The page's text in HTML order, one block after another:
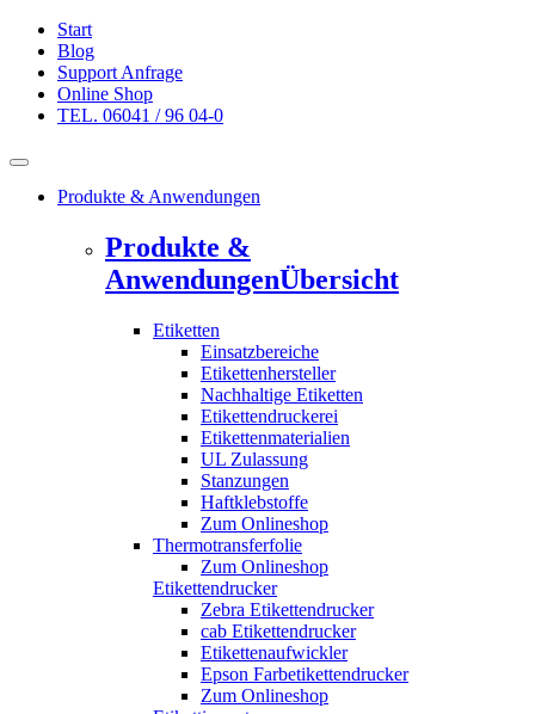
Start
Blog
Support Anfrage
Online Shop
TEL. 06041 / 96 04-0
Produkte & Anwendungen
Produkte &
AnwendungenÜbersicht
Etiketten
Einsatzbereiche
Etikettenhersteller
Nachhaltige Etiketten
Etikettendruckerei
Etikettenmaterialien
UL Zulassung
Stanzungen
Haftklebstoffe
Zum Onlineshop
Thermotransferfolie
Zum Onlineshop
Etikettendrucker
Zebra Etikettendrucker
cab Etikettendrucker
Etikettenaufwickler
Epson Farbetikettendrucker
Zum Onlineshop